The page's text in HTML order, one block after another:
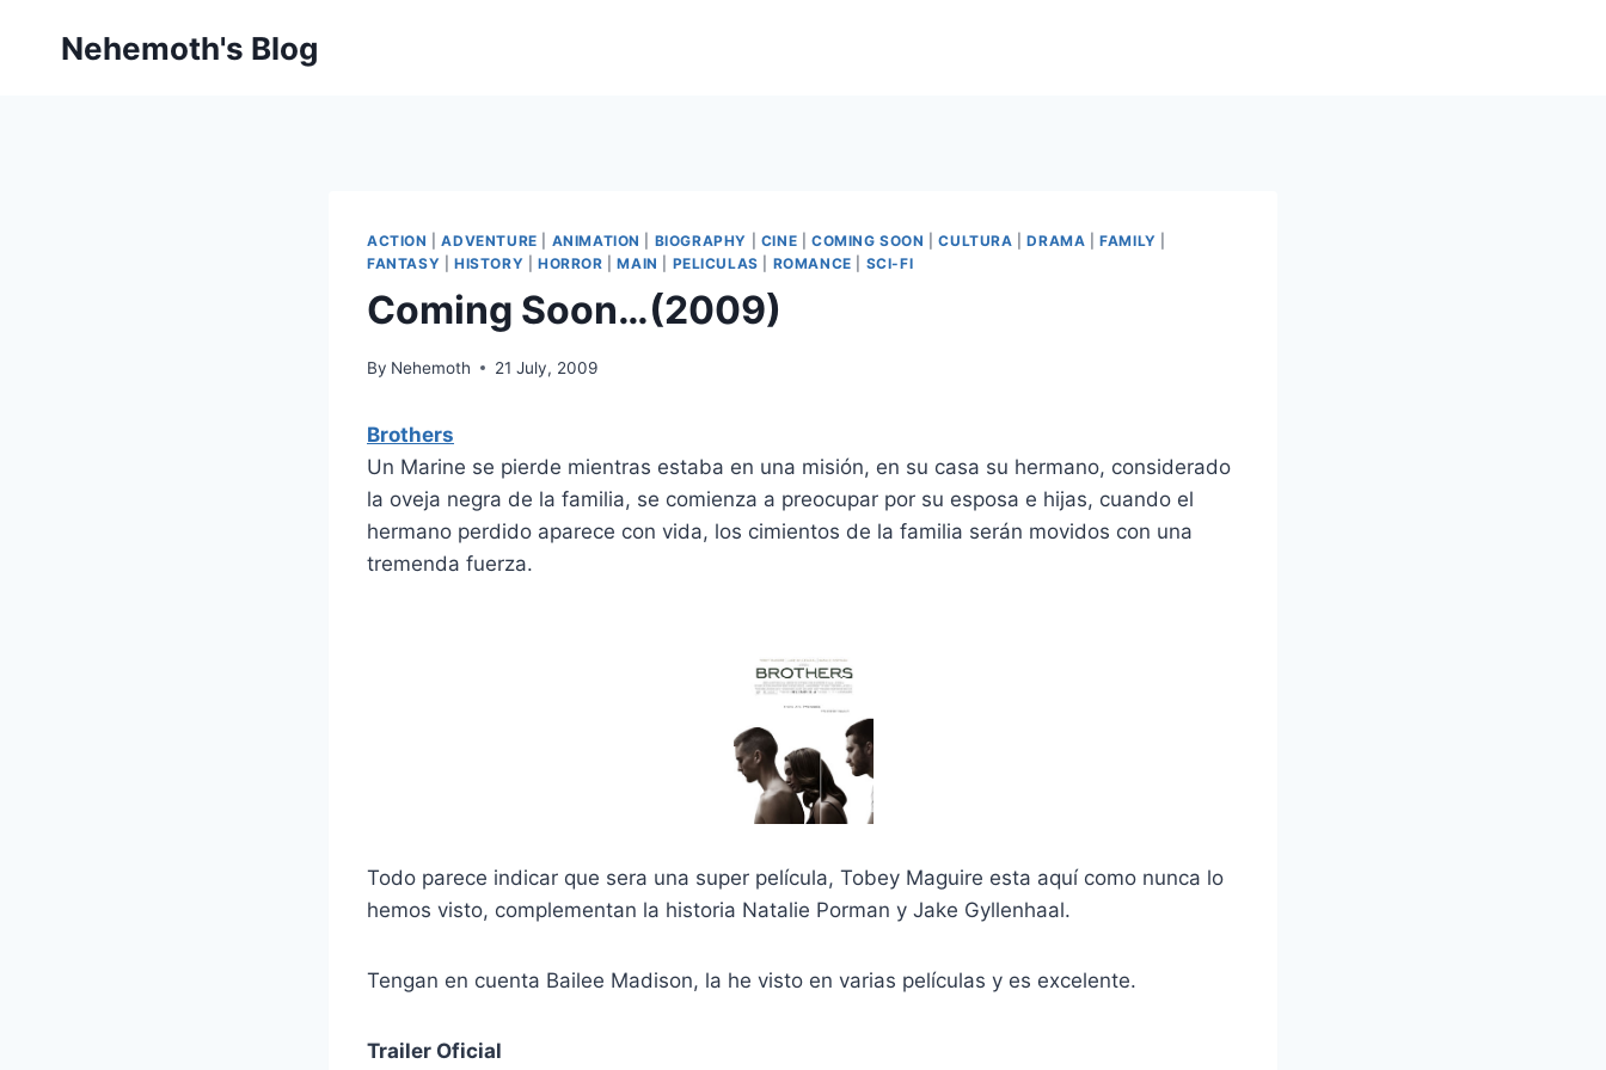
Nehemoth's Blog
ACTION |ADVENTURE ANIMATION BIOGRAPHY CINE |COMING SOON |CULTURA |DRAMA |FAMILY
FANTASY
HISTORY HORROR |MAIN PELICULAS ROMANCE SCI-FI
Coming Soon…(2009)
By Nehemoth 21 July, 2009
Brothers
Un Marine se pierde mientras estaba en una misión, en su casa su hermano, considerado
la oveja negra de la familia, se comienza a preocupar por su esposa e hijas, cuando el
hermano perdido aparece con vida, los cimientos de la familia serán movidos con una
tremenda fuerza.
Todo parece indicar que sera una super película, Tobey Maguire esta aquí como nunca lo
hemos visto, complementan la historia Natalie Porman y Jake Gyllenhaal.
Tengan en cuenta Bailee Madison, la he visto en varias películas y es excelente.
Trailer Oficial